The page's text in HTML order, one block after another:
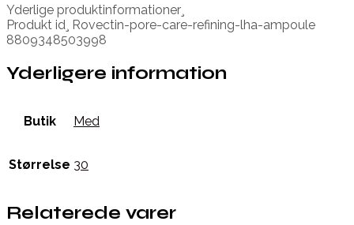
Yderlige produktinformationer¸
Produkt id¸ Rovectin-pore-care-refining-lha-ampoule
8809348503998
Yderligere information
Butik Med
Størrelse 30
Relaterede varer